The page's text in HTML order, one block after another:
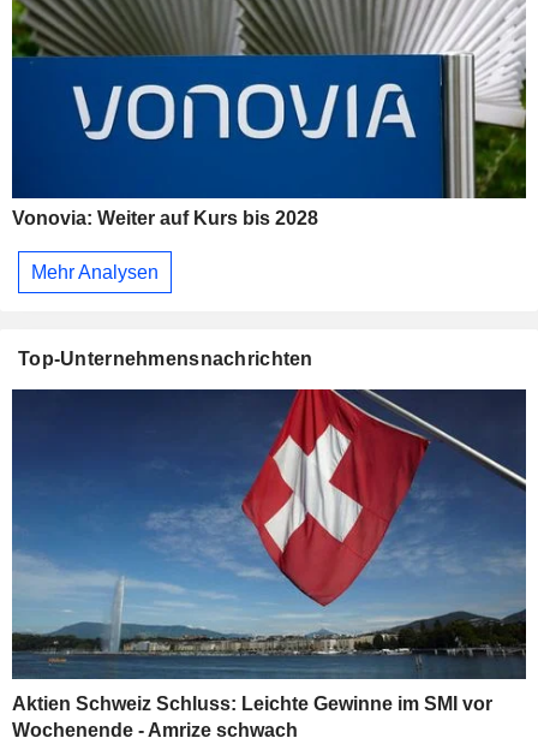
Vonovia: Weiter auf Kurs bis 2028
Mehr Analysen
Top-Unternehmensnachrichten
Aktien Schweiz Schluss: Leichte Gewinne im SMI vor
Wochenende - Amrize schwach